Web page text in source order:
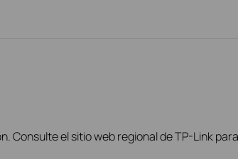
Consulte el sitio web regional de TP-Link para